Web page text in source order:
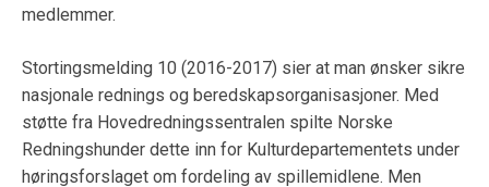
medlemmer.
Stortingsmelding 10 (2016-2017) sier at man ønsker sikre
nasjonale rednings og beredskapsorganisasjoner. Med
støtte fra Hovedredningssentralen spilte Norske
Redningshunder dette inn for Kulturdepartementets under
høringsforslaget om fordeling av spillemidlene. Men